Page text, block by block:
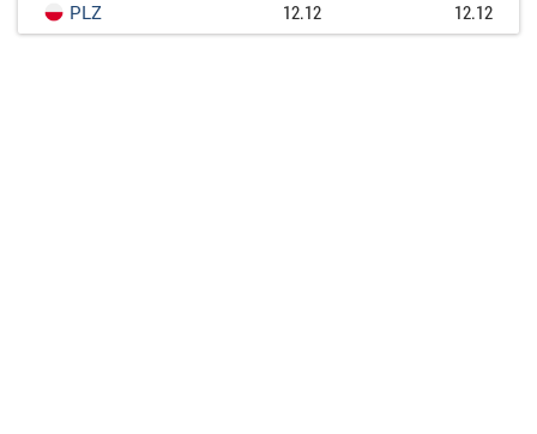
PLZ
12.12 12.12